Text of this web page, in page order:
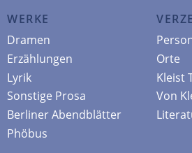
WERKE
Dramen
Erzählungen
Lyrik
Sonstige Prosa
Berliner Abendblätter
Phöbus
Orte
Kleist
Von